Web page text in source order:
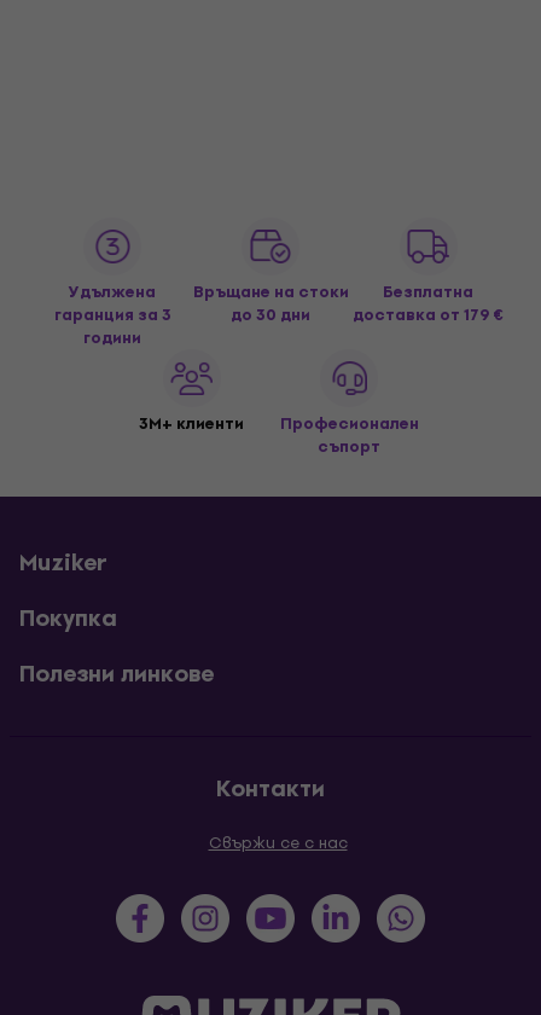
Удължена
гаранция за 3
години
Връщане на стоки
до 30 дни
Безплатна
доставка от 179 €
3M+ клиенти
Професионален
съпорт
Muziker
Покупка
Полезни линкове
Контакти
Свържи се с нас